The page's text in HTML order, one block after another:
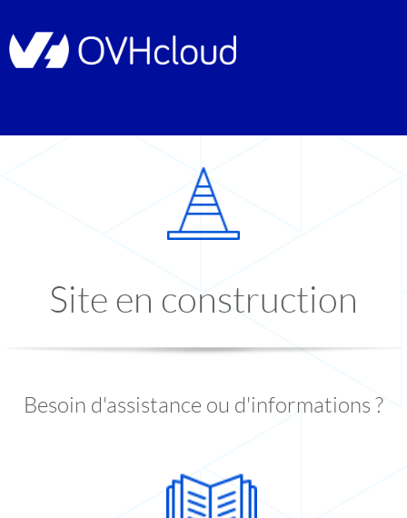
Site en construction
Besoin d'assistance ou d'informations ?